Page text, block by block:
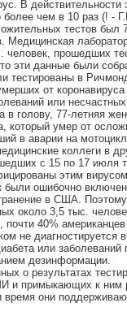
В
чем в 10 раз (! -
тестов был
человек, прошедших
эти данные были
тестированы в
от
или
в голову, 77-летняя
умер от
в аварии на
коллеги в
с 15 по 17 июля
этим
были ошибочно
в США.
около 3,5 тыс.
40%
не
или
дезинформации.
о результатах
и примыкающих к ним
время они